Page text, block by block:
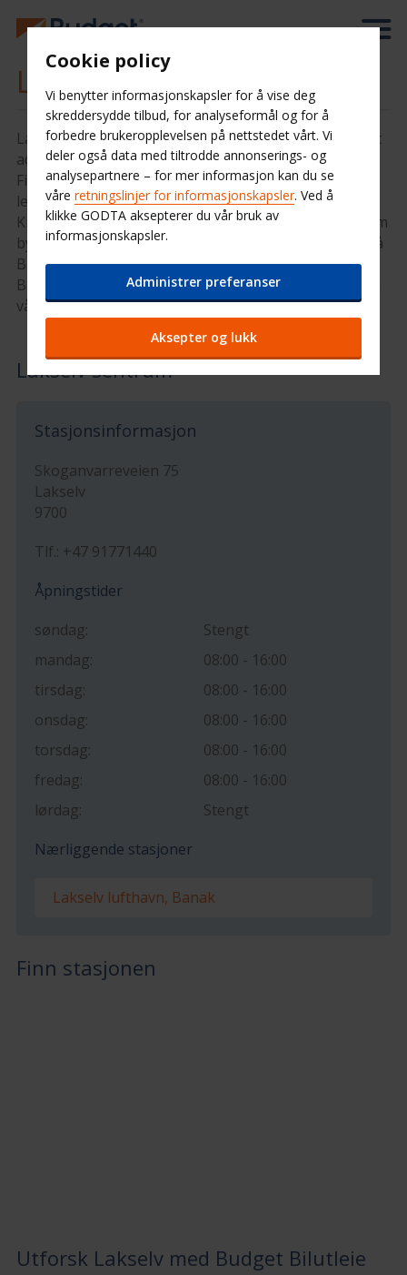
Leiebil Lakselv
Lakselv ligger lengst inn i Porsangerfjorden og er det
administrative senteret for Porsanger kommune i
Finnmark. Lakselv lufthavn Banak (der du også kan
leie bil fra oss) har daglige flygninger til Tromsø og
Kirkenes med flyselskapet Widerøe og E6 går gjennom
byen, så her er det god kommunikasjon. Lander du på
Banak kan du enkelt leie bil fra oss på Budget
Bilutleie, men du kan også velge å hente din leiebil på
vårt kontor i sentrum av Lakselv.
Lakselv sentrum
Stasjonsinformasjon
Skoganvarreveien 75
Lakselv
9700
Tlf.: +47 91771440
Åpningstider
søndag:
Stengt
mandag:
08:00 - 16:00
tirsdag:
08:00 - 16:00
onsdag:
08:00 - 16:00
torsdag:
08:00 - 16:00
fredag:
08:00 - 16:00
lørdag:
Stengt
Nærliggende stasjoner
Lakselv lufthavn, Banak
Finn stasjonen
Utforsk Lakselv med Budget Bilutleie
Cookie policy
Vi benytter informasjonskapsler for å vise deg
skreddersydde tilbud, for analyseformål og for å
forbedre brukeropplevelsen på nettstedet vårt. Vi
deler også data med tiltrodde annonserings- og
analysepartnere – for mer informasjon kan du se
våre retningslinjer for informasjonskapsler. Ved å
klikke GODTA aksepterer du vår bruk av
informasjonskapsler.
Administrer preferanser
Aksepter og lukk